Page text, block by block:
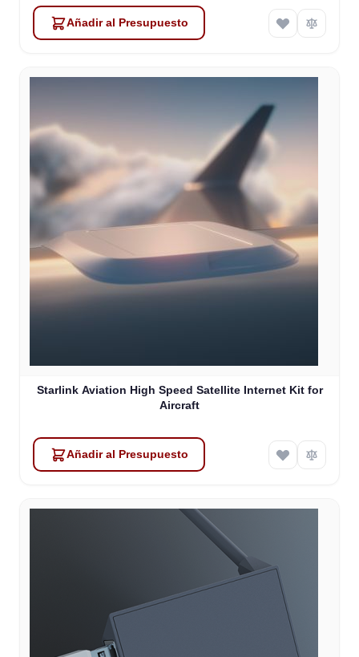
Añadir al Presupuesto
Starlink Aviation High Speed Satellite Internet Kit for
Aircraft
Añadir al Presupuesto